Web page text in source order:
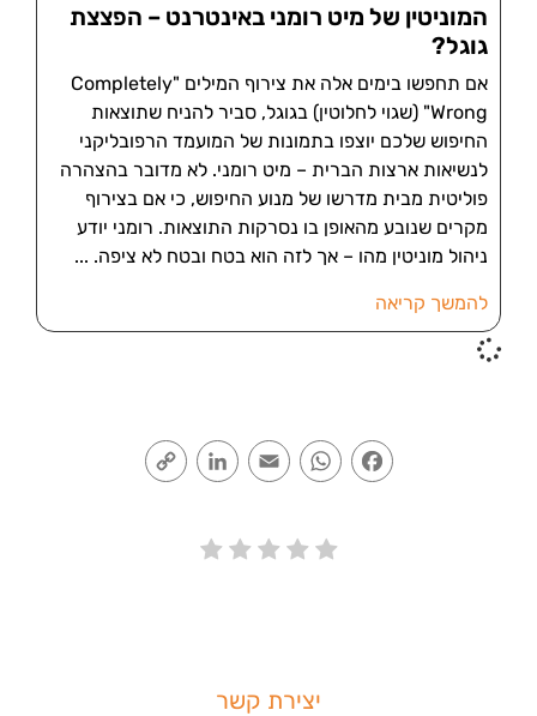
המוניטין של מיט רומני באינטרנט – הפצצת
גוגל?
אם תחפשו בימים אלה את צירוף המילים "Completely
Wrong" (שגוי לחלוטין) בגוגל, סביר להניח שתוצאות
החיפוש שלכם יוצפו בתמונות של המועמד הרפובליקני
לנשיאות ארצות הברית – מיט רומני. לא מדובר בהצהרה
פוליטית מבית מדרשו של מנוע החיפוש, כי אם בצירוף
מקרים שנובע מהאופן בו נסרקות התוצאות. רומני יודע
ניהול מוניטין מהו – אך לזה הוא בטח ובטח לא ציפה.
להמשך קריאה
Facebook
WhatsApp
Email
LinkedIn
יצירת קשר